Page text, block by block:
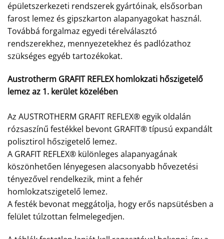
épületszerkezeti rendszerek gyártóinak, elsősorban
farost lemez és gipszkarton alapanyagokat használ.
Továbbá forgalmaz egyedi térelválasztó
rendszerekhez, mennyezetekhez és padlózathoz
szükséges egyéb tartozékokat.
Austrotherm GRAFIT REFLEX homlokzati hőszigetelő
lemez az 1. kerület közelében
Az AUSTROTHERM GRAFIT REFLEX® egyik oldalán
rózsaszínű festékkel bevont GRAFIT® típusú expandált
polisztirol hőszigetelő lemez.
A GRAFIT REFLEX® különleges alapanyagának
köszönhetően lényegesen alacsonyabb hővezetési
tényezővel rendelkezik, mint a fehér
homlokzatszigetelő lemez.
A festék bevonat meggátolja, hogy erős napsütésben a
felület túlzottan felmelegedjen.